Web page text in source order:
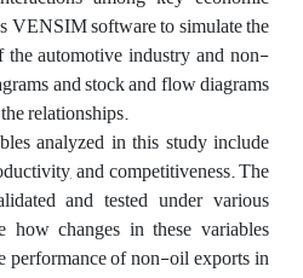
VENSIM software to simulate the
automotive industry and non-
and stock and flow diagrams
relationships.
analyzed in this study include
and competitiveness. The
and tested under various
how changes in these variables
performance of non-oil exports in